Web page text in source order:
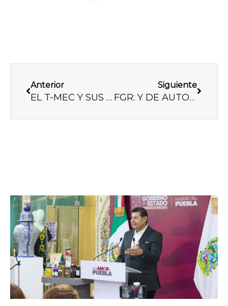
Anterior
EL T-MEC Y SUS CIRCUNSTANCIAS
Siguiente
FGR: Y DE AUTONOMÍA MEJOR NI HABLEMOS, ¿VERDAD?